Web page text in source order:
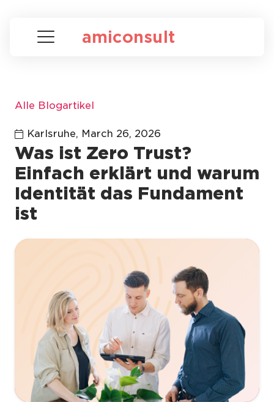
amiconsult
Alle Blogartikel
Karlsruhe, March 26, 2026
Was ist Zero Trust?
Einfach erklärt und warum
Identität das Fundament
ist